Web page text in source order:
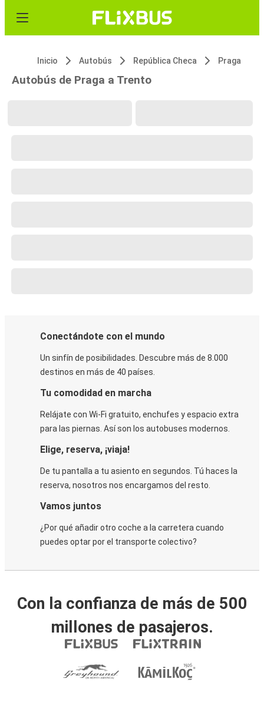
Inicio Autobús República Checa Praga
Autobús de Praga a Trento
Conectándote con el mundo
Un sinfín de posibilidades. Descubre más de 8.000
destinos en más de 40 países.
Tu comodidad en marcha
Relájate con Wi-Fi gratuito, enchufes y espacio extra
para las piernas. Así son los autobuses modernos.
Elige, reserva, ¡viaja!
De tu pantalla a tu asiento en segundos. Tú haces la
reserva, nosotros nos encargamos del resto.
Vamos juntos
¿Por qué añadir otro coche a la carretera cuando
puedes optar por el transporte colectivo?
Con la confianza de más de 500
millones de pasajeros.